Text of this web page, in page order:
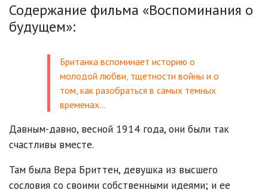
Содержание фильма «Воспоминания о
будущем»:
Британка вспоминает историю о
молодой любви, тщетности войны и о
том, как разобраться в самых темных
временах…
Давным-давно, весной 1914 года, они были так
счастливы вместе.
Там была Вера Бриттен, девушка из высшего
сословия со своими собственными идеями; и ее